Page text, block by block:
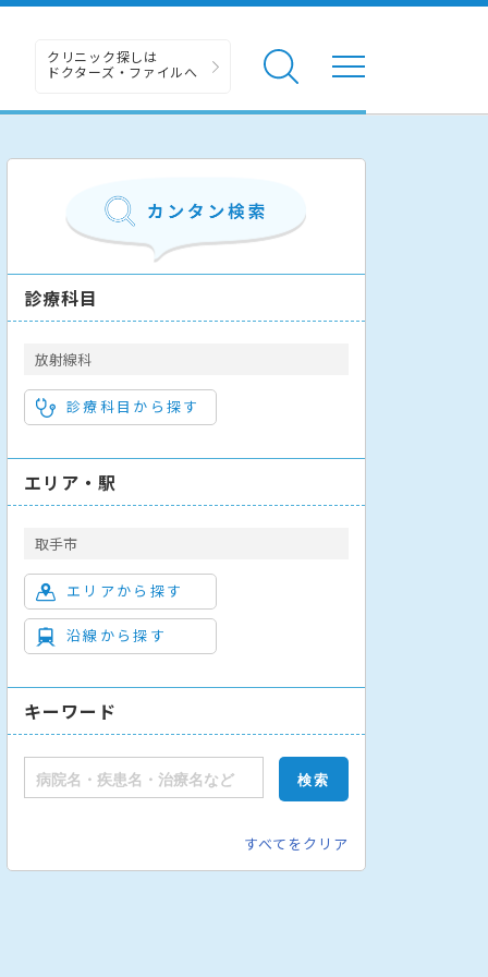
クリニック探しは
ドクターズ・ファイルへ
診療科目
放射線科
診療科目から探す
エリア・駅
取手市
エリアから探す
沿線から探す
キーワード
すべてをクリア